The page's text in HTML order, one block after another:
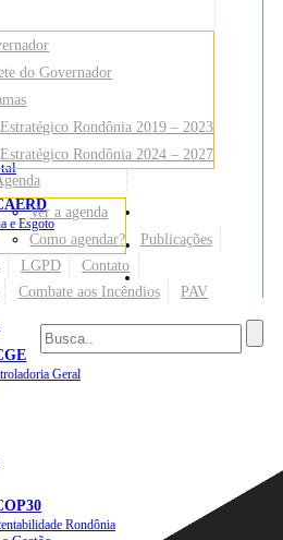
e Esgoto
Geral
Rondônia
Sites
do Governador
Rondônia 2019 – 2023
Rondônia 2024 – 2027
Ver a agenda
Como agendar?
Publicações
LGPD
Contato
Combate aos Incêndios PAV